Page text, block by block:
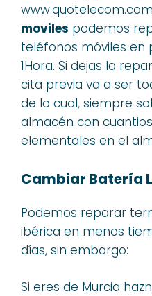
moviles podemos
teléfonos móviles en
1Hora. Si dejas la
cita previa va a ser
de lo cual, siempre
almacén con
elementales en el
Cambiar Batería
Podemos reparar
ibérica en menos
días, sin embargo:
Si eres de Murcia